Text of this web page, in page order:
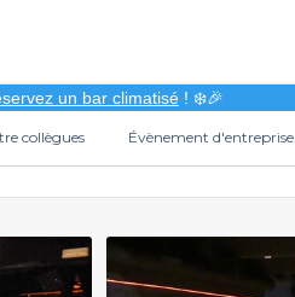
un bar climatisé! ❄️🎉
collègues Évènement d'entreprise